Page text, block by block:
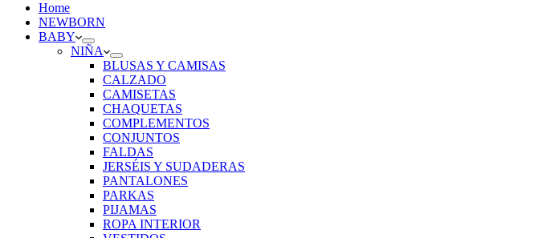
Home
NEWBORN
BABY
NIÑA
BLUSAS Y CAMISAS
CALZADO
CAMISETAS
CHAQUETAS
COMPLEMENTOS
CONJUNTOS
FALDAS
JERSÉIS Y SUDADERAS
PANTALONES
PARKAS
PIJAMAS
ROPA INTERIOR